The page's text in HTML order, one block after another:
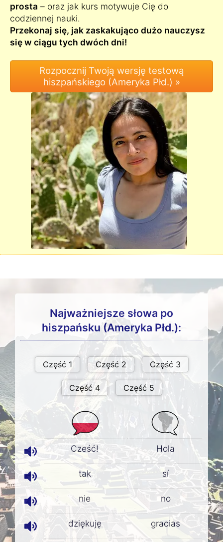
prosta – oraz jak kurs motywuje Cię do
codziennej nauki.
Przekonaj się, jak zaskakująco dużo nauczysz
się w ciągu tych dwóch dni!
Najważniejsze słowa po
hiszpańsku (Ameryka Płd.):
Cześć! Hola
tak sí
nie no
dziękuję gracias